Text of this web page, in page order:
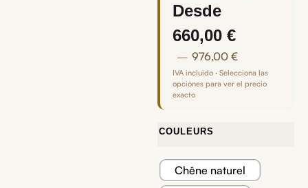
Desde
660,00 €
— 976,00 €
IVA incluido · Selecciona las
opciones para ver el precio
exacto
COULEURS
Chêne naturel